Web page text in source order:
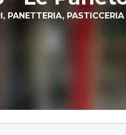
PANETTERIA, PASTICCERIA